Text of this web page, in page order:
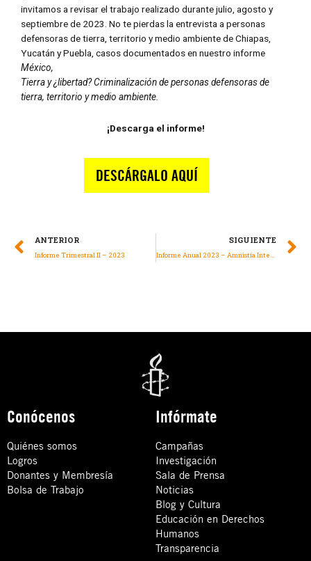
invitamos a revisar el trabajo realizado durante julio, agosto y
septiembre de 2023. No te pierdas la entrevista a personas
defensoras de tierra, territorio y medio ambiente de Chiapas,
Yucatán y Puebla, casos documentados en nuestro informe
México,
Tierra y ¿libertad? Criminalización de personas defensoras de
tierra, territorio y medio ambiente.
¡Descarga el informe!
ANTERIOR
Informe Trimestral II – 2023
SIGUIENTE
Conócenos
Quiénes somos
Logros
Donantes y Membresía
Bolsa de Trabajo
Infórmate
Campañas
Investigación
Sala de Prensa
Noticias
Blog y Cultura
Educación en Derechos
Humanos
Transparencia